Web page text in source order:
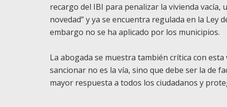
recargo del IBI para penalizar la vivienda vacía,
novedad” y ya se encuentra regulada en la Ley
embargo no se ha aplicado por los municipios.
La abogada se muestra también crítica con esta
sancionar no es la vía, sino que debe ser la de
mayor respuesta a todos los ciudadanos y